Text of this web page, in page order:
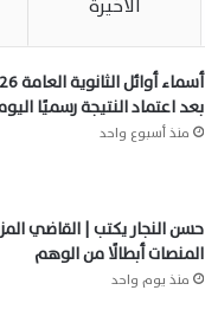
الأخيرة
بعد اعتماد النتيجة رسميًا
منذ أسبوع واحد
حسن النجار يكتب | القاضي
المنصات أبطالًا من الوهم
منذ يوم واحد